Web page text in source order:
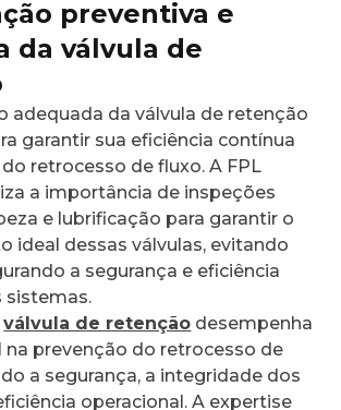
preventiva e
da válvula de
adequada da válvula de retenção
garantir sua eficiência contínua
retrocesso de fluxo. A FPL
a importância de inspeções
e lubrificação para garantir o
ideal dessas válvulas, evitando
a segurança e eficiência
sistemas.
válvula de retenção desempenha
na prevenção do retrocesso de
a segurança, a integridade dos
operacional. A expertise